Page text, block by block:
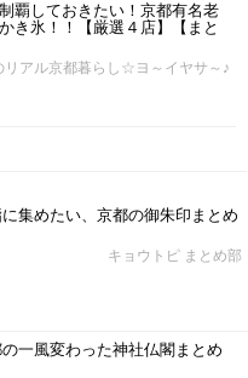
覇しておきたい！京都有名老
き氷！！【厳選４店】【まと
リアル京都暮らし☆ヨ～イヤサ～♪
に集めたい、京都の御朱印まとめ
キョウトピ まとめ部
一風変わった神社仏閣まとめ